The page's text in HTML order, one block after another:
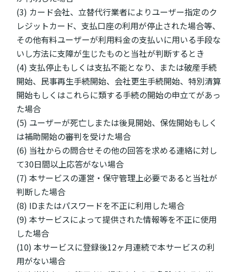
(3) カード会社、立替代行業者によりユーザー指定のク
レジットカード、支払口座の利用が停止された場合等、
その他有料ユーザーが利用料金の支払いに用いる手段な
いし方法に支障が生じたものと当社が判断するとき
(4) 支払停止もしくは支払不能となり、または破産手続
開始、民事再生手続開始、会社更生手続開始、特別清算
開始もしくはこれらに類する手続の開始の申立てがあっ
た場合
(5) ユーザーが死亡しまたは後見開始、保佐開始もしく
は補助開始の審判を受けた場合
(6) 当社からの問合せその他の回答を求める連絡に対し
て30日間以上応答がない場合
(7) 本サービスの運営・保守管理上必要であると当社が
判断した場合
(8) IDまたはパスワードを不正に利用した場合
(9) 本サービスによって提供された情報等を不正に使用
した場合
(10) 本サービスに登録後12ヶ月連続で本サービスの利
用がない場合